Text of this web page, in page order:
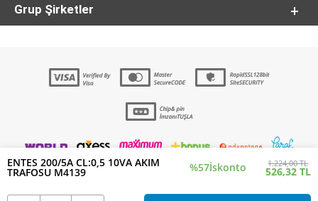
ENTES 200/5A CL:0,5 10VA AKIM
TRAFOSU M4139 %57İskonto 1.224,00 TL
526,32 TL
Grup Şirketler